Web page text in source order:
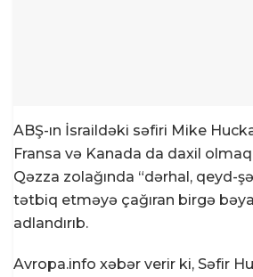
ABŞ-ın İsraildəki səfiri Mike
Fransa və Kanada da daxil
Qəzza zolağında “dərhal, qeyd-
tətbiq etməyə çağıran birgə
adlandırıb.
Avropa.info xəbər verir ki, Səfir